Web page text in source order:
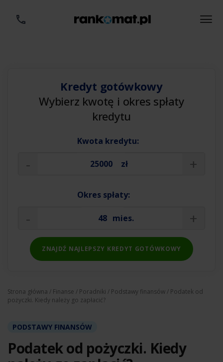
Kredyt gotówkowy
Wybierz kwotę i okres spłaty
kredytu
Kwota kredytu:
- zł +
Okres spłaty:
- mies. +
ZNAJDŹ NAJLEPSZY KREDYT GOTÓWKOWY
Strona główna / Finanse / Poradniki / Podstawy finansów/ Podatek od
pożyczki. Kiedy należy go zapłacić?
PODSTAWY FINANSÓW
Podatek od pożyczki. Kiedy